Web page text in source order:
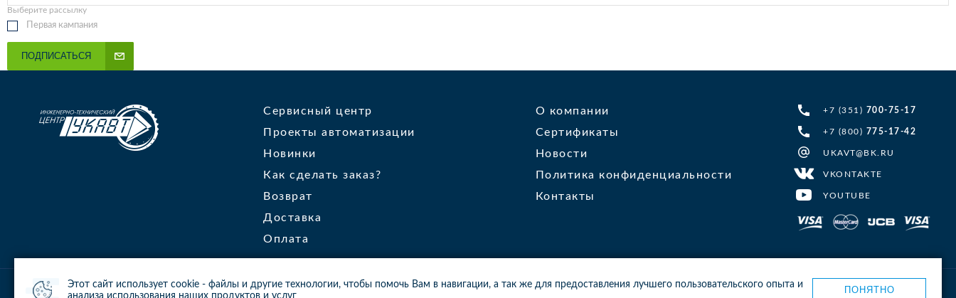
Этот сайт использует cookie - файлы и другие технологии, чтобы помочь Вам в навигации, а так же для предоставления лучшего пользовательского опыта и
анализа использования наших продуктов и услуг
ПОНЯТНО
Выберите рассылку
Первая кампания
ПОДПИСАТЬСЯ
+7 (351) 700-75-17
+7 (800) 775-17-42
UKAVT@BK.RU
VKONTAKTE
YOUTUBE
Сервисный центр
Проекты автоматизации
Новинки
Как сделать заказ?
Возврат
Доставка
Оплата
О компании
Сертификаты
Новости
Политика конфиденциальности
Контакты
© 2013-2024 ООО ИТЦ УКАВТ. ИНН: 7448122124, ОГРН: 1097448007216
Карта сайта